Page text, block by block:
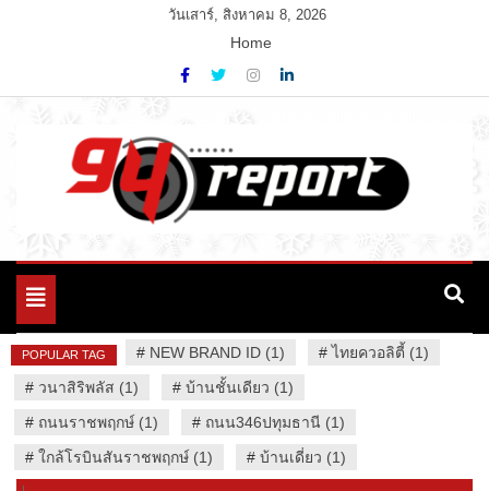
วันเสาร์, สิงหาคม 8, 2026
Home
94 Report.com
Variety News
Toggle
POPULAR TAG # NEW BRAND ID (1) #ไทยควอลิตี้ (1)
# วนาสิริพลัส (1) # บ้านชั้นเดียว (1)
# ถนนราชพฤกษ์ (1) # ถนน346ปทุมธานี (1)
# ใกล้โรบินสันราชพฤกษ์ (1) # บ้านเดี่ยว (1)